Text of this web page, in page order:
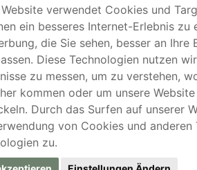
verwendet Cookies und
ein besseres Internet-Erlebnis zu
die Sie sehen, besser an Ihre
Diese Technologien nutzen
zu messen, um zu verstehen,
kommen oder um unsere
Durch das Surfen auf unserer
von Cookies und anderen
zu.
RSS-Feeds
Für